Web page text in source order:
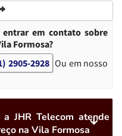
em contato sobre
Formosa?
2905-2928 Ou em nosso
JHR Telecom atende
na Vila Formosa